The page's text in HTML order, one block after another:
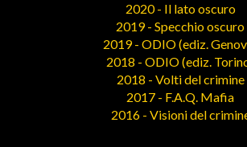
2020 - Il lato oscuro
2019 - Specchio oscuro
2019 - ODIO (ediz.
2018 - ODIO (ediz.
2018 - Volti del crimine
2017 - F.A.Q. Mafia
2016 - Visioni del